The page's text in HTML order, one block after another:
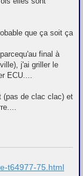
que ça soit ça
final à
j'ai griller le
ECU....
(pas de clac clac) et
t64977-75.html